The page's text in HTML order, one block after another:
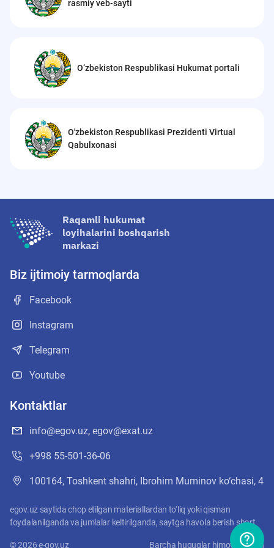
rasmiy veb-sayti
O‘zbekiston Respublikasi Hukumat portali
O'zbekiston Respublikasi Prezidenti Virtual
Qabulxonasi
Raqamli hukumat
loyihalarini boshqarish
markazi
Biz ijtimoiy tarmoqlarda
Facebook
Instagram
Telegram
Youtube
Kontaktlar
info@egov.uz, egov@exat.uz
+998 55-501-36-06
100164, Toshkent shahri, Ibrohim Muminov ko‘chasi, 4
egov.uz saytida chop etilgan materiallardan to‘liq yoki qisman
foydalanilganda va jumlalar keltirilganda, saytga havola berish shart
©2026e-gov.uz Barcha huquqlar himoyalangan